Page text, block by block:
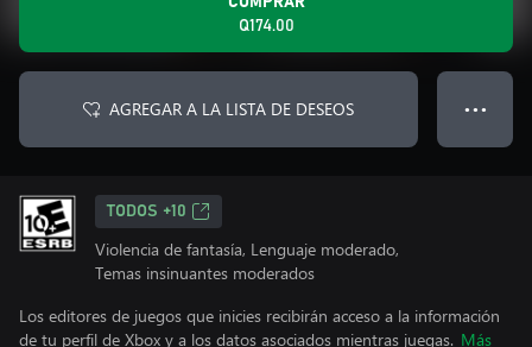
Q174.00
AGREGAR A LA LISTA DE DESEOS ● ● ●
TODOS +10
Violencia de fantasía, Lenguaje moderado,
Temas insinuantes moderados
Los editores de juegos que inicies recibirán acceso a la información
de tu perfil de Xbox y a los datos asociados mientras juegas. Más